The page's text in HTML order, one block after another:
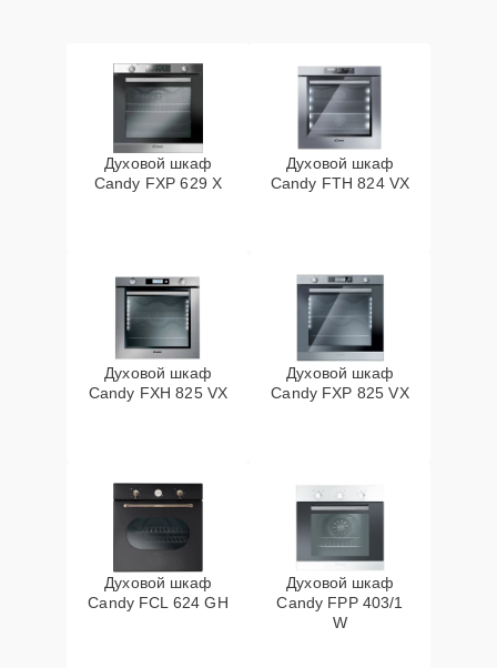
Духовой шкаф
Candy FXP 629 X
Духовой шкаф
Candy FTH 824 VX
Духовой шкаф
Candy FXH 825 VX
Духовой шкаф
Candy FXP 825 VX
Духовой шкаф
Candy FCL 624 GH
Духовой шкаф
Candy FPP 403/1
W